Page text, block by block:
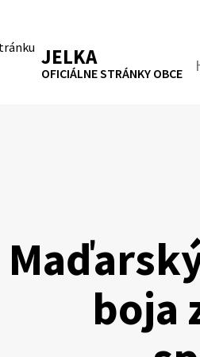
JELKA
OFICIÁLNE STRÁNKY OBCE
boja